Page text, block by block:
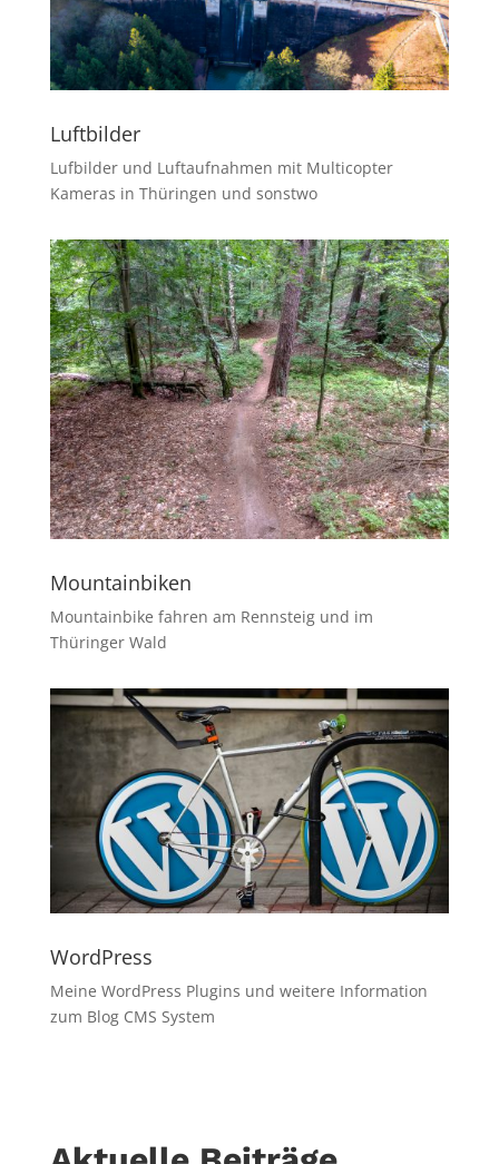
Luftbilder
Lufbilder und Luftaufnahmen mit Multicopter
Kameras in Thüringen und sonstwo
Mountainbiken
Mountainbike fahren am Rennsteig und im
Thüringer Wald
WordPress
Meine WordPress Plugins und weitere Information
zum Blog CMS System